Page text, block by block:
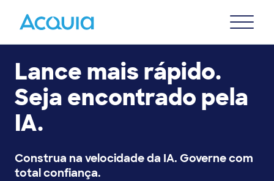
Menu
Lance mais rápido.
Seja encontrado pela
IA.
Construa na velocidade da IA. Governe com
total confiança.